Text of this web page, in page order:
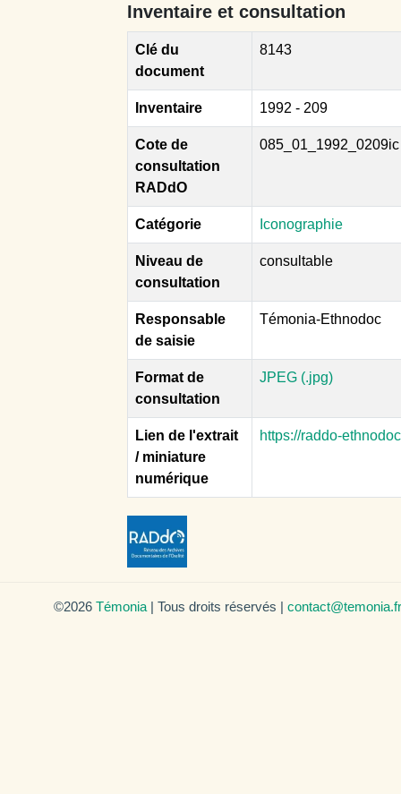
Inventaire et consultation
Clé du
document
8143
Inventaire 1992 - 209
Cote de
consultation
RADdO
085_01_1992_0209ic
Catégorie Iconographie
Niveau de
consultation
consultable
Responsable
de saisie
Témonia-Ethnodoc
Format de
consultation
JPEG (.jpg)
Lien de l'extrait
/ miniature
numérique
https://raddo-
©2026 Témonia | Tous droits réservés | contact@temonia.fr